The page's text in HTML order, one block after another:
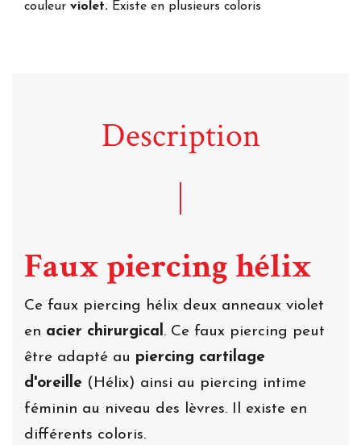
couleur violet. Existe en plusieurs coloris
Description
Faux piercing hélix
Ce faux piercing hélix deux anneaux violet
en acier chirurgical . Ce faux piercing peut
être adapté au piercing cartilage
d'oreille (Hélix) ainsi au piercing intime
féminin au niveau des lèvres. Il existe en
différents coloris.